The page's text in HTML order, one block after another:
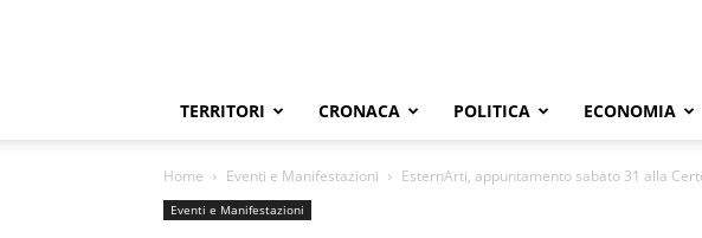
TERRITORI CRONACA POLITICA ECONOMIA
Home Eventi e Manifestazioni EsternArti, appuntamento sabato 31 alla
Eventi e Manifestazioni